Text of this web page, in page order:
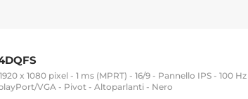
x 1080 pixel - 1 ms (MPRT) - 16/9 - Pannello IPS - 100 Hz
VGA - Pivot - Altoparlanti - Nero